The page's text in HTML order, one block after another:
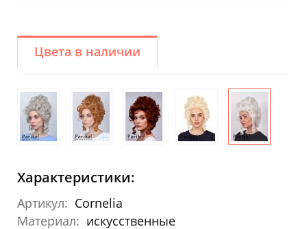
Цвета в наличии
Характеристики:
Артикул: Cornelia
Материал: искусственные